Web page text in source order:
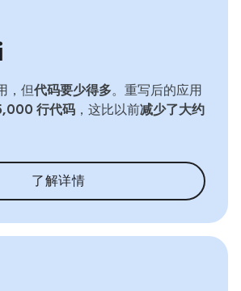
，但代码要少得多。重写后的应用
行代码 ，这比以前减少了大约
了解详情